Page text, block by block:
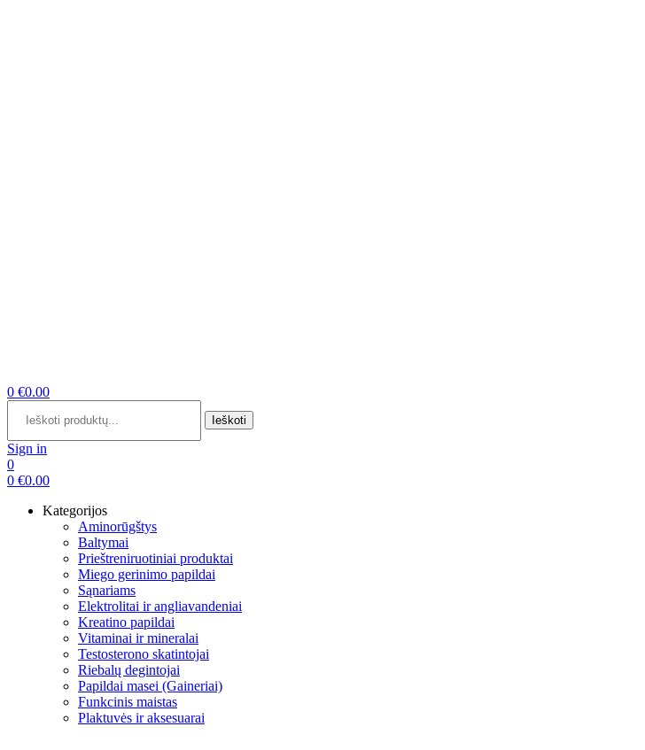
0 €0.00
Ieškoti
Sign in
0
0 €0.00
Kategorijos
Aminorūgštys
Baltymai
Prieštreniruotiniai produktai
Miego gerinimo papildai
Sąnariams
Elektrolitai ir angliavandeniai
Kreatino papildai
Vitaminai ir mineralai
Testosterono skatintojai
Riebalų degintojai
Papildai masei (Gaineriai)
Funkcinis maistas
Plaktuvės ir aksesuarai